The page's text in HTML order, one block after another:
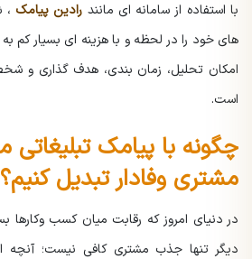
با استفاده از سامانه ای مانند رادین پیامک ،
های خود را در لحظه و با هزینه ای بسیار کم
امکان تحلیل، زمان بندی، هدف گذاری و
است.
چگونه با پیامک تبلیغاتی
مشتری وفادار تبدیل کنیم؟
در دنیای امروز که رقابت میان کسب وکارها
دیگر تنها جذب مشتری کافی نیست؛ آنچه